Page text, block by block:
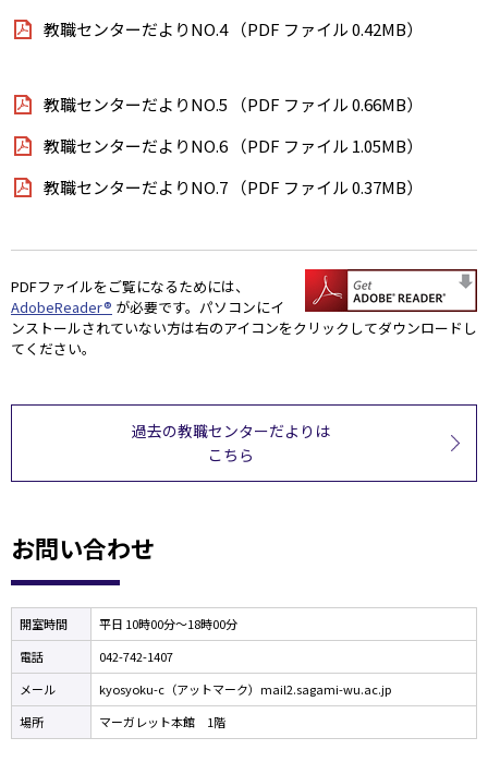
教職センターだよりNO.4 （PDF ファイル 0.42MB）
教職センターだよりNO.5 （PDF ファイル 0.66MB）
教職センターだよりNO.6 （PDF ファイル 1.05MB）
教職センターだよりNO.7 （PDF ファイル 0.37MB）
PDFファイルをご覧になるためには、
AdobeReader® が必要です。パソコンにイ
ンストールされていない方は右のアイコンをクリックしてダウンロードし
てください。
過去の教職センターだよりは
こちら
お問い合わせ
開室時間
平日 10時00分～18時00分
電話
042-742-1407
メール
kyosyoku-c（アットマーク）mail2.sagami-wu.ac.jp
場所
マーガレット本館 1階